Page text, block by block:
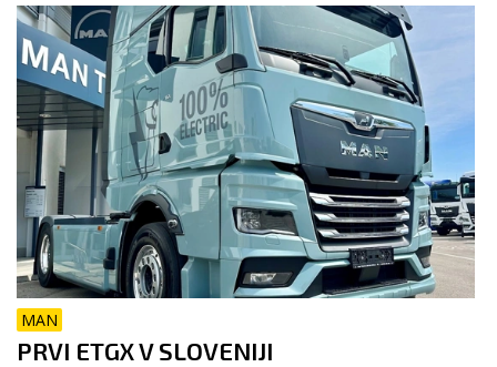
MAN
PRVI ETGX V SLOVENIJI